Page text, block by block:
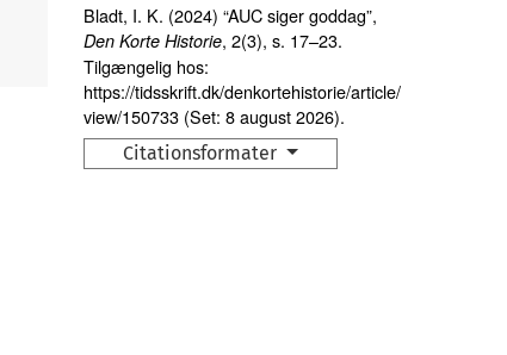
Bladt, I. K. (2024) “AUC siger goddag”,
Den Korte Historie, 2(3), s. 17–23.
Tilgængelig hos:
https://tidsskrift.dk/denkortehistorie/article/
view/150733 (Set: 8 august 2026).
Citationsformater